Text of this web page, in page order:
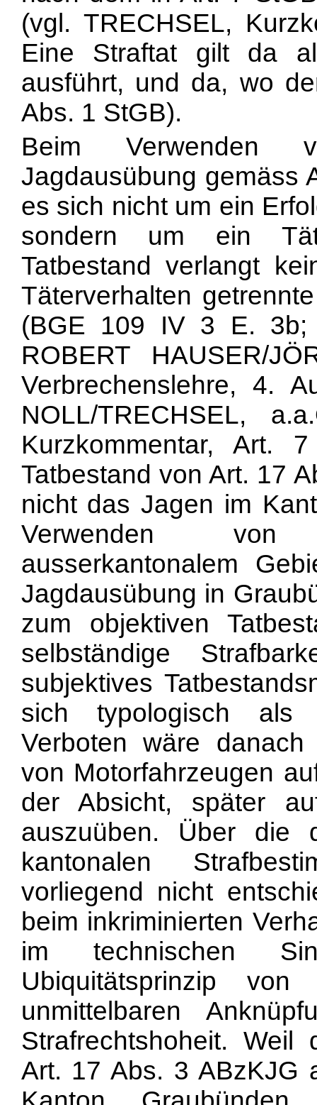
(vgl. TRECHSEL,
Eine Straftat gilt da
ausführt, und da, wo
Abs. 1 StGB).
Beim Verwenden
Jagdausübung gemäss
es sich nicht um ein
sondern um ein
Tatbestand verlangt
Täterverhalten
(BGE 109 IV 3 E.
ROBERT HAUSER/
Verbrechenslehre, 4.
NOLL/TRECHSEL,
Kurzkommentar, Art.
Tatbestand von Art. 17
nicht das Jagen im
Verwenden von
ausserkantonalem
Jagdausübung in
zum objektiven
selbständige
subjektives
sich typologisch als
Verboten wäre
von Motorfahrzeugen
der Absicht, später
auszuüben. Über die
kantonalen
vorliegend nicht
beim inkriminierten
im technischen
Ubiquitätsprinzip
unmittelbaren
Strafrechtshoheit. Weil
Art. 17 Abs. 3 ABzKJG